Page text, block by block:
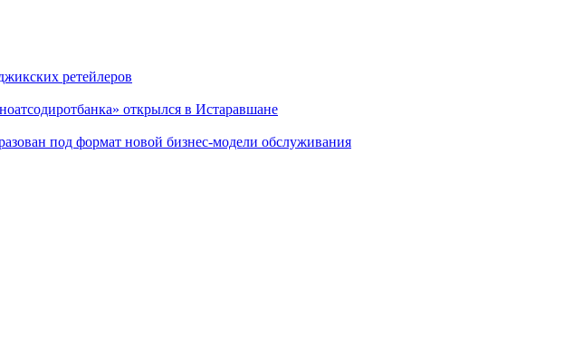
ретейлеров
открылся в Истаравшане
под формат новой бизнес-модели обслуживания